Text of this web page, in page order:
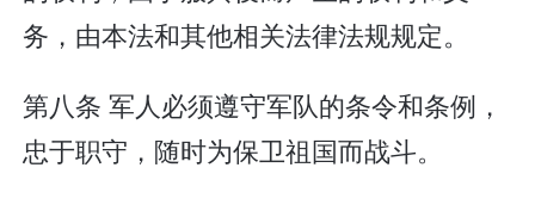
务，由本法和其他相关法律法规规定。
第八条 军人必须遵守军队的条令和条例，
忠于职守，随时为保卫祖国而战斗。